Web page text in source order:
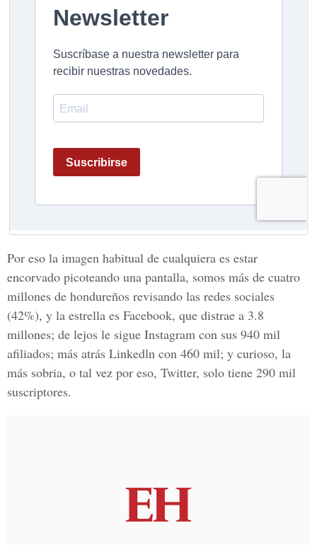
Por eso la imagen habitual de cualquiera es estar
encorvado picoteando una pantalla, somos más de cuatro
millones de hondureños revisando las redes sociales
(42%), y la estrella es Facebook, que distrae a 3.8
millones; de lejos le sigue Instagram con sus 940 mil
afiliados; más atrás Linkedln con 460 mil; y curioso, la
más sobria, o tal vez por eso, Twitter, solo tiene 290 mil
suscriptores.